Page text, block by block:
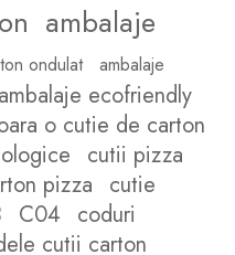
ambalaje
ondulat
ambalaje
ambalaje ecofriendly
o cutie de carton
cutii pizza
pizza cutie
C04 coduri
cutii carton